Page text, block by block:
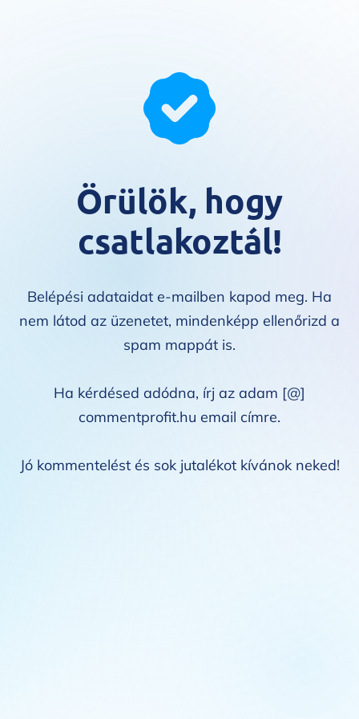
Örülök, hogy
csatlakoztál!
Belépési adataidat e-mailben kapod meg. Ha
nem látod az üzenetet, mindenképp ellenőrizd a
spam mappát is.
Ha kérdésed adódna, írj az adam [@]
commentprofit.hu email címre.
Jó kommentelést és sok jutalékot kívánok neked!